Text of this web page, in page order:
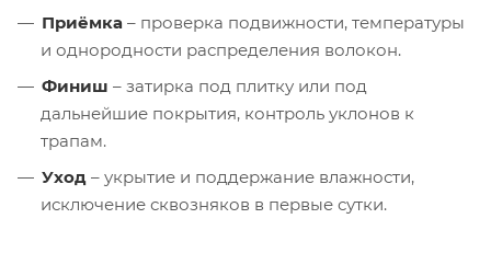
Приёмка – проверка подвижности, температуры
и однородности распределения волокон.
Финиш – затирка под плитку или под
дальнейшие покрытия, контроль уклонов к
трапам.
Уход – укрытие и поддержание влажности,
исключение сквозняков в первые сутки.